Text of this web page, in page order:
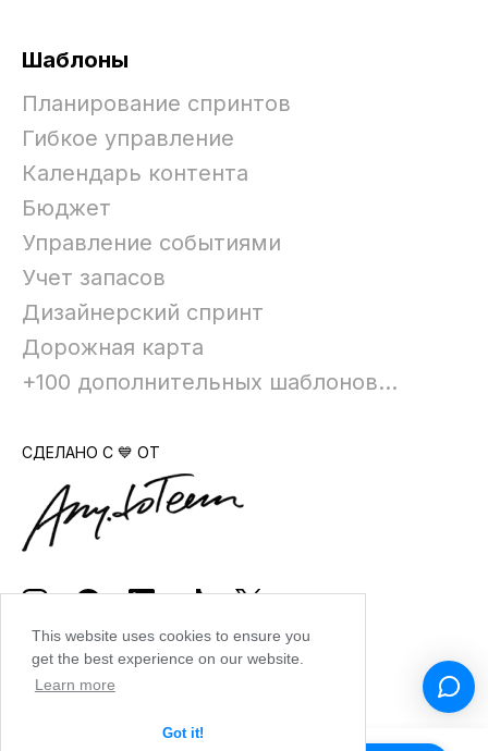
This website uses cookies to ensure you
get the best experience on our website.
Learn more
Got it!
Шаблоны
Планирование спринтов
Гибкое управление
Календарь контента
Бюджет
Управление событиями
Учет запасов
Дизайнерский спринт
Дорожная карта
+100 дополнительных шаблонов...
СДЕЛАНО С 💙 ОТ